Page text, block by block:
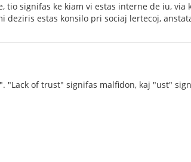
tio signifas ke kiam vi estas interne de iu,
deziris estas konsilo pri sociaj lertecoj,
"Lack of trust" signifas malfidon, kaj "ust"